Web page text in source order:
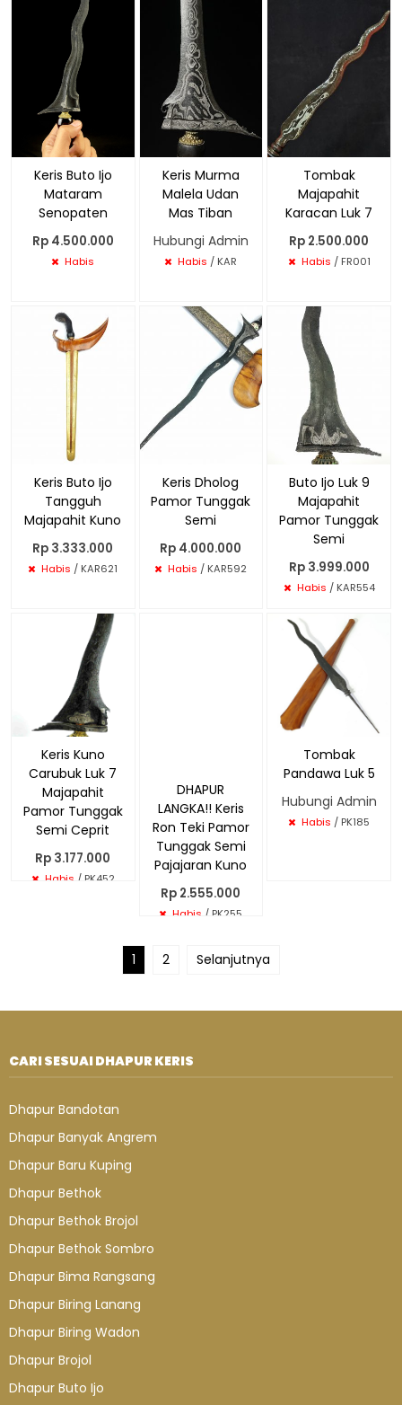
Keris Buto Ijo
Mataram
Senopaten
Rp 4.500.000
Habis
Keris Murma
Malela Udan
Mas Tiban
Hubungi Admin
Habis / KAR
Tombak
Majapahit
Karacan Luk 7
Rp 2.500.000
Habis / FR001
Keris Buto Ijo
Tangguh
Majapahit Kuno
Rp 3.333.000
Habis / KAR621
Keris Dholog
Pamor Tunggak
Semi
Rp 4.000.000
Habis / KAR592
Buto Ijo Luk 9
Majapahit
Pamor Tunggak
Semi
Rp 3.999.000
Habis / KAR554
Keris Kuno
Carubuk Luk 7
Majapahit
Pamor Tunggak
Semi Ceprit
Rp 3.177.000
Habis / PK452
Ron Teki Pamor
Tunggak Semi
Pajajaran Kuno
Rp 2.555.000
Tombak
Pandawa Luk 5
Hubungi Admin
Habis / PK185
CARI SESUAI DHAPUR KERIS
Dhapur Bandotan
Dhapur Banyak Angrem
Dhapur Baru Kuping
Dhapur Bethok
Dhapur Bethok Brojol
Dhapur Bethok Sombro
Dhapur Bima Rangsang
Dhapur Biring Lanang
Dhapur Biring Wadon
Dhapur Brojol
Dhapur Buto Ijo